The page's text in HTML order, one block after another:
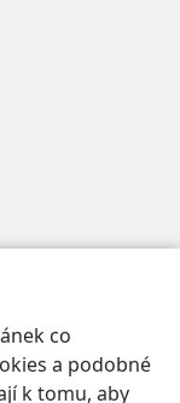
co
a podobné
k tomu, aby